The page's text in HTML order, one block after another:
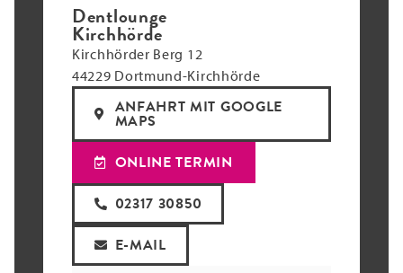
Dentlounge
Kirchhörde
Kirchhörder Berg 12
44229 Dortmund-Kirchhörde
ANFAHRT MIT GOOGLE
MAPS
ONLINE TERMIN
02317 30850
E-MAIL